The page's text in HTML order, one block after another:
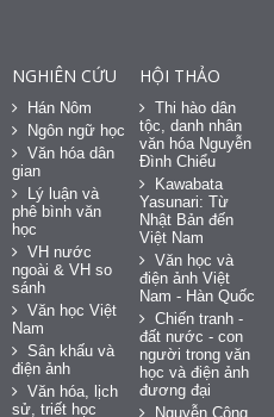
NGHIÊN CỨU
Hán Nôm
Ngôn ngữ học
Văn hóa dân
gian
Lý luận và
phê bình văn
học
VH nước
ngoài & VH so
sánh
Văn học Việt
Nam
Sân khấu và
điện ảnh
Văn hóa, lịch
sử, triết học
HỘI THẢO
Thi hào dân
tộc, danh nhân
văn hóa Nguyễn
Đình Chiểu
Kawabata
Yasunari: Từ
Nhật Bản đến
Việt Nam
Văn học và
điện ảnh Việt
Nam - Hàn Quốc
Chiến tranh -
đất nước - con
người trong văn
học và điện ảnh
đương đại
Nguyễn Công